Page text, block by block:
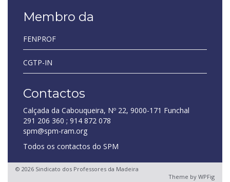
Membro da
FENPROF
CGTP-IN
Contactos
Calçada da Cabouqueira, Nº 22, 9000-171 Funchal
291 206 360 ; 914 872 078
spm@spm-ram.org
Todos os contactos do SPM
© 2026 Sindicato dos Professores da Madeira
Theme by WPFig